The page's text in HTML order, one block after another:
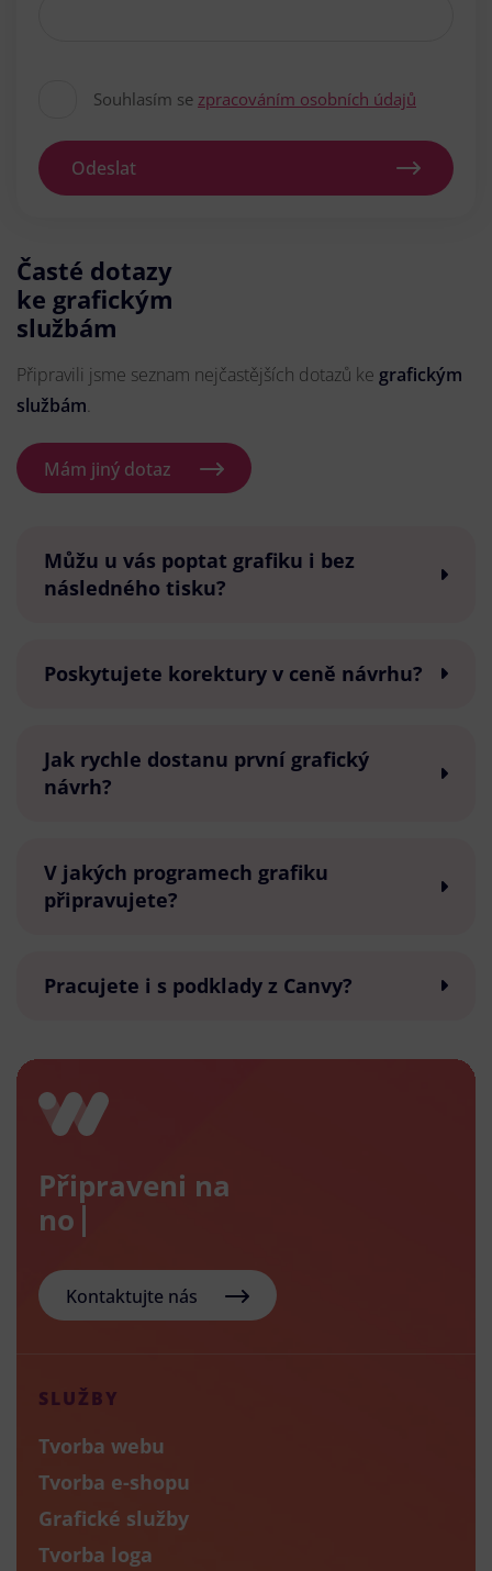
Souhlasím se zpracováním osobních údajů
Odeslat
Časté dotazy
ke grafickým
službám
Připravili jsme seznam nejčastějších dotazů ke grafickým
službám.
Mám jiný dotaz
Můžu u vás poptat grafiku i bez
následného tisku?
Poskytujete korektury v ceně návrhu?
Jak rychle dostanu první grafický
návrh?
V jakých programech grafiku
připravujete?
Pracujete i s podklady z Canvy?
Připraveni na
nový e-
Kontaktujte nás
SLUŽBY
Tvorba webu
Tvorba e-shopu
Grafické služby
Tvorba loga